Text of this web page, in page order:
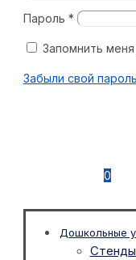
Пароль *
Запомнить меня
Забыли свой
0
Дошкольные
Стенды